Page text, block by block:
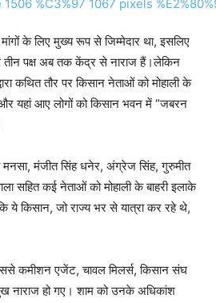
के लिए मुख्य रूप से जिम्मेदार था, इसलिए
तीन पक्ष अब तक केंद्र से नाराज हैं।लेकिन
कथित तौर पर किसान नेताओं को मोहाली के
यहां आए लोगों को किसान भवन में “जबरन
मनसा, मंजीत सिंह धनेर, अंग्रेज सिंह, गुरुमीत
सहित कई नेताओं को मोहाली के बाहरी इलाके
ये किसान, जो राज्य भर से यात्रा कर रहे थे,
कमीशन एजेंट, चावल मिलर्स, किसान संघ
नाराज हो गए। शाम को उनके अधिकांश